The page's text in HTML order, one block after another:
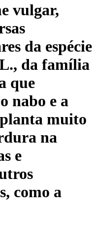
vulgar,
da espécie
da família
que
nabo e a
muito
na
e
como a